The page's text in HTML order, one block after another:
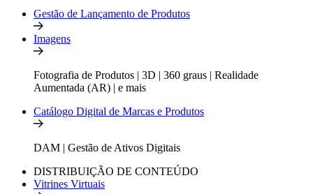
Gestão de Lançamento de Produtos
Imagens
Fotografia de Produtos | 3D | 360 graus | Realidade
Aumentada (AR) | e mais
Catálogo Digital de Marcas e Produtos
DAM | Gestão de Ativos Digitais
DISTRIBUIÇÃO DE CONTEÚDO
Vitrines Virtuais